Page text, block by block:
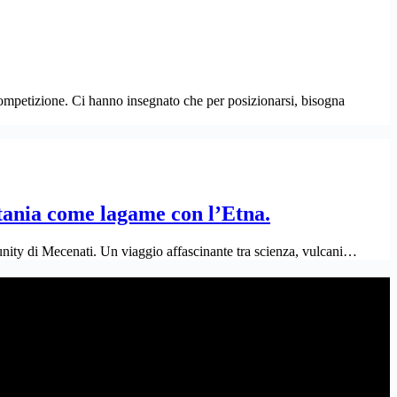
Ci hanno insegnato che per posizionarsi, bisogna
come lagame con l’Etna.
di Mecenati. Un viaggio affascinante tra scienza, vulcani…